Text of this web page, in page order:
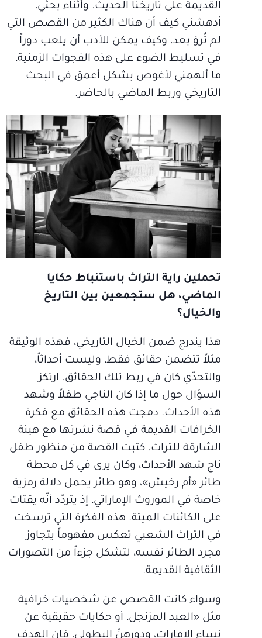
القديمة على تاريخنا الحديث. وأثناء بحثي،
أدهشني كيف أن هناك الكثير من القصص التي
لم تُروَ بعد، وكيف يمكن للأدب أن يلعب دوراً
في تسليط الضوء على هذه الفجوات الزمنية،
ما ألهمني لأغوص بشكل أعمق في البحث
التاريخي وربط الماضي بالحاضر.
تحملين راية التراث باستنباط حكايا
الماضي، هل ستجمعين بين التاريخ
والخيال؟
هذا يندرج ضمن الخيال التاريخي، فهذه الوثيقة
مثلاً تتضمن حقائق فقط، وليست أحداثاً،
والتحدّي كان في ربط تلك الحقائق. ارتكز
السؤال حول ما إذا كان الناجي طفلاً وشهد
هذه الأحداث. دمجت هذه الحقائق مع فكرة
الخرافات القديمة في قصة نشرتها مع هيئة
الشارقة للتراث. كتبت القصة من منظور طفل
ناج شهد الأحداث، وكان يرى في كل محطة
طائر «أم رخيش»، وهو طائر يحمل دلالة رمزية
خاصة في الموروث الإماراتي، إذ يتردّد أنّه يقتات
على الكائنات الميتة. هذه الفكرة التي ترسخت
في التراث الشعبي تعكس مفهوماً يتجاوز
مجرد الطائر نفسه، لتشكل جزءاً من التصورات
الثقافية القديمة.
وسواء كانت القصص عن شخصيات خرافية
مثل «العبد المزنجل، أو حكايات حقيقية عن
نساء الإمارات، ودورهنّ البطولي، فإن الهدف